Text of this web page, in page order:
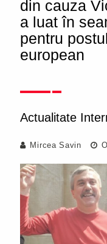
din cauza
a luat în
pentru
european
Actualitate
Mircea Savin